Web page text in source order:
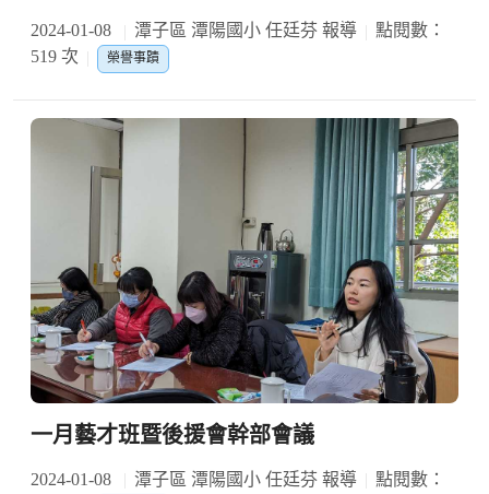
2024-01-08 潭子區 潭陽國小 任廷芬 報導
點閱數：
519 次
榮譽事蹟
一月藝才班暨後援會幹部會議
2024-01-08 潭子區 潭陽國小 任廷芬 報導
點閱數：